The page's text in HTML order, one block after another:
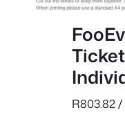
R803.82/